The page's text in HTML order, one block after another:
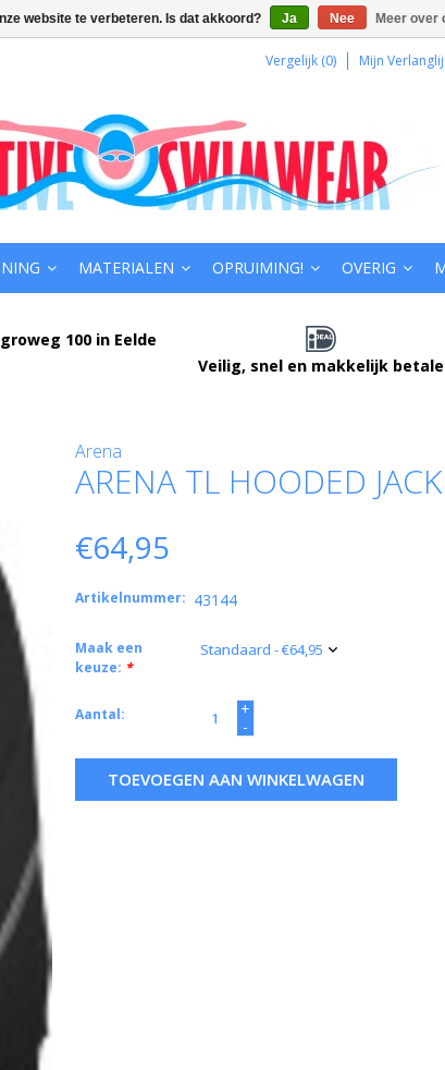
Vergelijk (0) Mijn
MATERIALEN OPRUIMING! OVERIG
100 in Eelde
Veilig, snel en makkelijk
Arena
ARENA TL HOODED
€64,95
Artikelnummer: 43144
Maak een
keuze: *
Aantal:
+
-
TOEVOEGEN AAN WINKELWAGEN
website te verbeteren. Is dat akkoord? Ja Nee Meer over